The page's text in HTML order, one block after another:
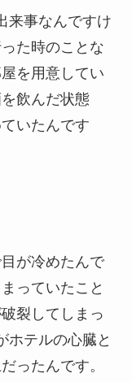
来事なんですけ
た時のことな
を用意してい
飲んだ状態
いたんです
が冷めたんで
っていたこと
裂してしまっ
ホテルの心臓と
ったんです。